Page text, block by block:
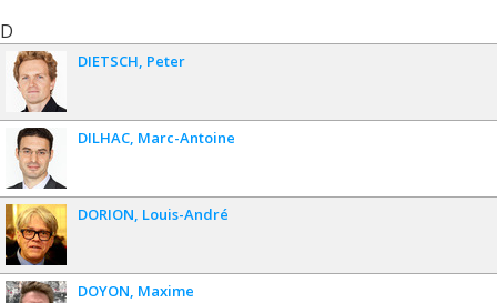
D
DIETSCH Peter
DILHAC Marc-Antoine
DORION Louis-André
DOYON Maxime